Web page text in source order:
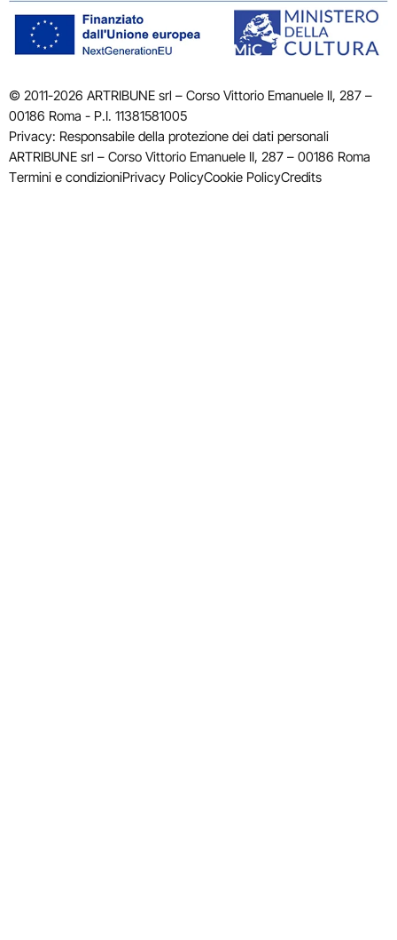
© 2011-2026 ARTRIBUNE srl – Corso Vittorio Emanuele II, 287 –
00186 Roma - P.I. 11381581005
Privacy: Responsabile della protezione dei dati personali
ARTRIBUNE srl – Corso Vittorio Emanuele II, 287 – 00186 Roma
Termini e condizioniPrivacy PolicyCookie PolicyCredits